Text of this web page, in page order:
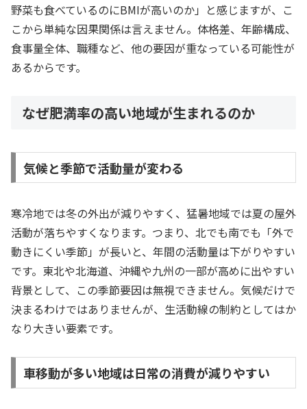
野菜も食べているのにBMIが高いのか」と感じますが、こ
こから単純な因果関係は言えません。体格差、年齢構成、
食事量全体、職種など、他の要因が重なっている可能性が
あるからです。
なぜ肥満率の高い地域が生まれるのか
気候と季節で活動量が変わる
寒冷地では冬の外出が減りやすく、猛暑地域では夏の屋外
活動が落ちやすくなります。つまり、北でも南でも「外で
動きにくい季節」が長いと、年間の活動量は下がりやすい
です。東北や北海道、沖縄や九州の一部が高めに出やすい
背景として、この季節要因は無視できません。気候だけで
決まるわけではありませんが、生活動線の制約としてはか
なり大きい要素です。
車移動が多い地域は日常の消費が減りやすい